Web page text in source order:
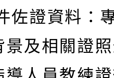
證資料：
景及相關證